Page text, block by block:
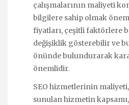
çalışmalarının maliyeti
bilgilere sahip olmak
fiyatları, çeşitli faktörlere
değişiklik gösterebilir ve
önünde bulundurarak
önemlidir.
SEO hizmetlerinin
sunulan hizmetin